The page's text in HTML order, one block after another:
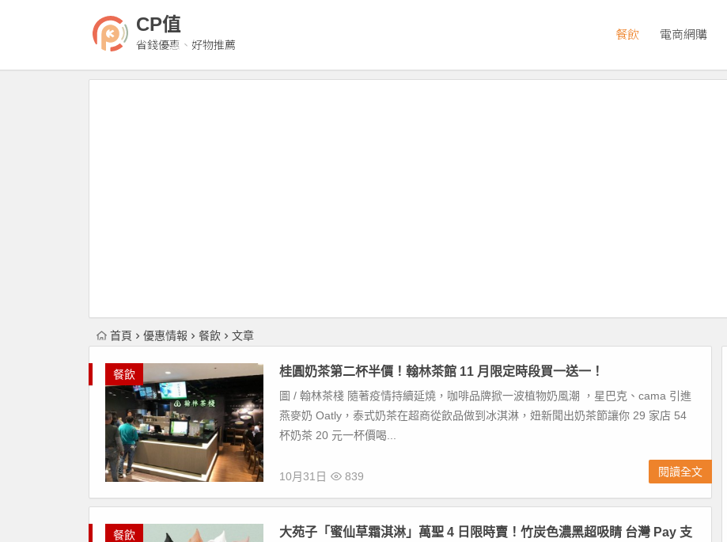
CP值
省錢優惠、好物推薦
餐飲 電商網購
首頁 優惠情報 餐飲 文章
餐飲 桂圓奶茶第二杯半價！翰林茶館 11 月限定時段買一送一！
圖 / 翰林茶棧 隨著疫情持續延燒，咖啡品牌掀一波植物奶風潮 ，星巴克、cama 引進
燕麥奶 Oatly，泰式奶茶在超商從飲品做到冰淇淋，妞新聞出奶茶節讓你 29 家店 54
杯奶茶 20 元一杯價喝...
10月31日 839 閱讀全文
餐飲
大苑子「蜜仙草霜淇淋」萬聖 4 日限時賣！竹炭色濃黑超吸睛 台灣 Pay 支